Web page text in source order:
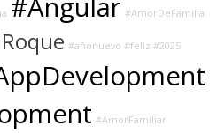
#Angular #AmorDeFamilia
#añonuevo #feliz #2025
#AmorFamiliar